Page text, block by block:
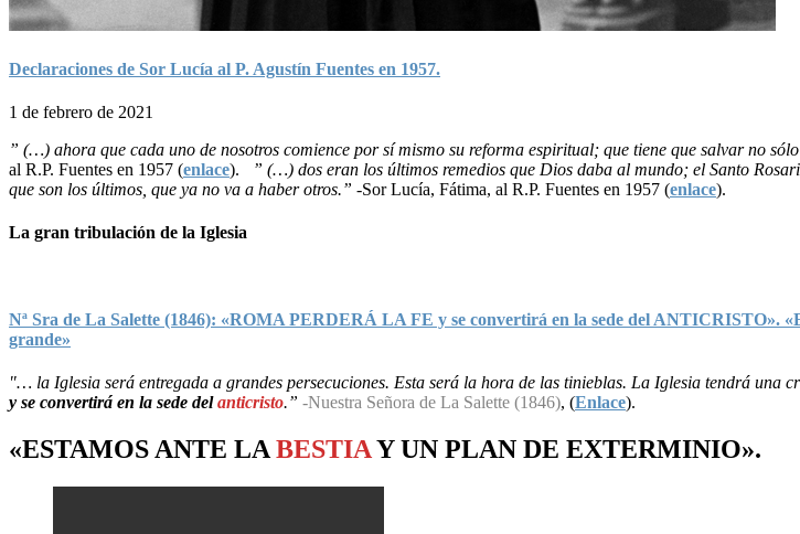
Declaraciones de Sor Lucía al P. Agustín Fuentes en 1957.
1 de febrero de 2021
” (…) ahora que cada uno de nosotros comience por sí mismo su reforma espiritual; que tiene que salvar no
al R.P. Fuentes en 1957 (enlace).
” (…) dos eran los últimos remedios que Dios daba al mundo; el Santo
que son los últimos, que ya no va a haber otros.” -Sor Lucía, Fátima, al R.P. Fuentes en 1957 (enlace).
La gran tribulación de la Iglesia
Nª Sra de La Salette (1846): «ROMA PERDERÁ LA FE y se convertirá en la sede del ANTICRISTO».
grande»
"… la Iglesia será entregada a grandes persecuciones. Esta será la hora de las tinieblas. La Iglesia tendrá una
y se convertirá en la sede delanticristo.” -Nuestra Señora de La Salette (1846), (Enlace).
«ESTAMOS ANTE LA BESTIAY UN PLAN DE EXTERMINIO».